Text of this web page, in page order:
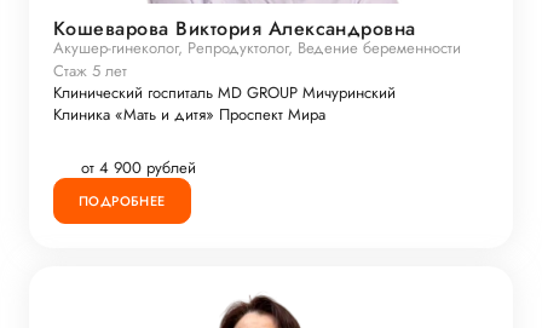
Кошеварова Виктория Александровна
Акушер-гинеколог, Репродуктолог, Ведение беременности
Стаж 5 лет
Клинический госпиталь MD GROUP Мичуринский
Клиника «Мать и дитя» Проспект Мира
от 4 900 рублей
ПОДРОБНЕЕ